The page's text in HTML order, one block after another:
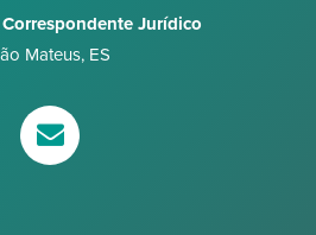
Jurídico
Mateus, ES